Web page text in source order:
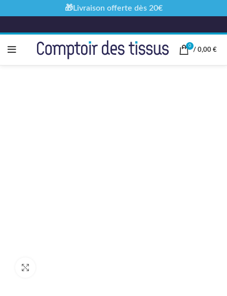
0
/ 0,00 €
🎁Livraison offerte dès 20€